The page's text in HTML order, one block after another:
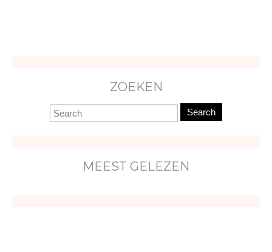
ZOEKEN
Search
MEEST GELEZEN